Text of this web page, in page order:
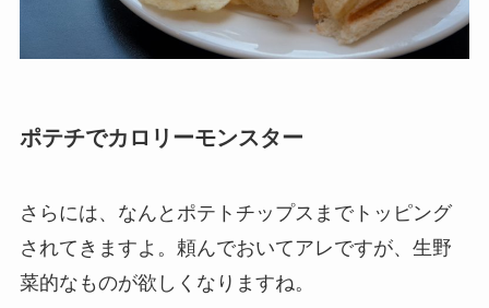
ポテチでカロリーモンスター
さらには、なんとポテトチップスまでトッピング
されてきますよ。頼んでおいてアレですが、生野
菜的なものが欲しくなりますね。